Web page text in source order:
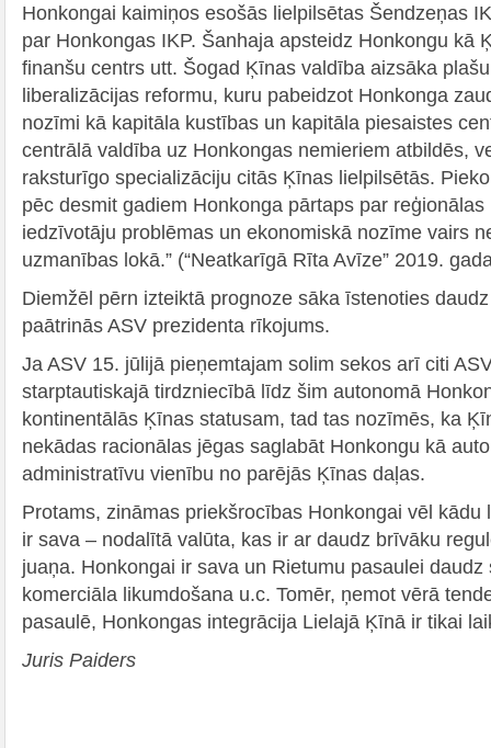
Honkongai kaimiņos esošās lielpilsētas Šendzeņas
par Honkongas IKP. Šanhaja apsteidz Honkongu kā
finanšu centrs utt. Šogad Ķīnas valdība aizsāka
liberalizācijas reformu, kuru pabeidzot Honkonga
nozīmi kā kapitāla kustības un kapitāla piesaistes
centrālā valdība uz Honkongas nemieriem atbildēs,
raksturīgo specializāciju citās Ķīnas lielpilsētās.
pēc desmit gadiem Honkonga pārtaps par
iedzīvotāju problēmas un ekonomiskā nozīme vairs
uzmanības lokā.” (“Neatkarīgā Rīta Avīze” 2019.
Diemžēl pērn izteiktā prognoze sāka īstenoties
paātrinās ASV prezidenta rīkojums.
Ja ASV 15. jūlijā pieņemtajam solim sekos arī citi
starptautiskajā tirdzniecībā līdz šim autonomā
kontinentālās Ķīnas statusam, tad tas nozīmēs, ka
nekādas racionālas jēgas saglabāt Honkongu kā
administratīvu vienību no parējās Ķīnas daļas.
Protams, zināmas priekšrocības Honkongai vēl kādu
ir sava – nodalītā valūta, kas ir ar daudz brīvāku
juaņa. Honkongai ir sava un Rietumu pasaulei
komerciāla likumdošana u.c. Tomēr, ņemot vērā
pasaulē, Honkongas integrācija Lielajā Ķīnā ir tikai
Juris Paiders